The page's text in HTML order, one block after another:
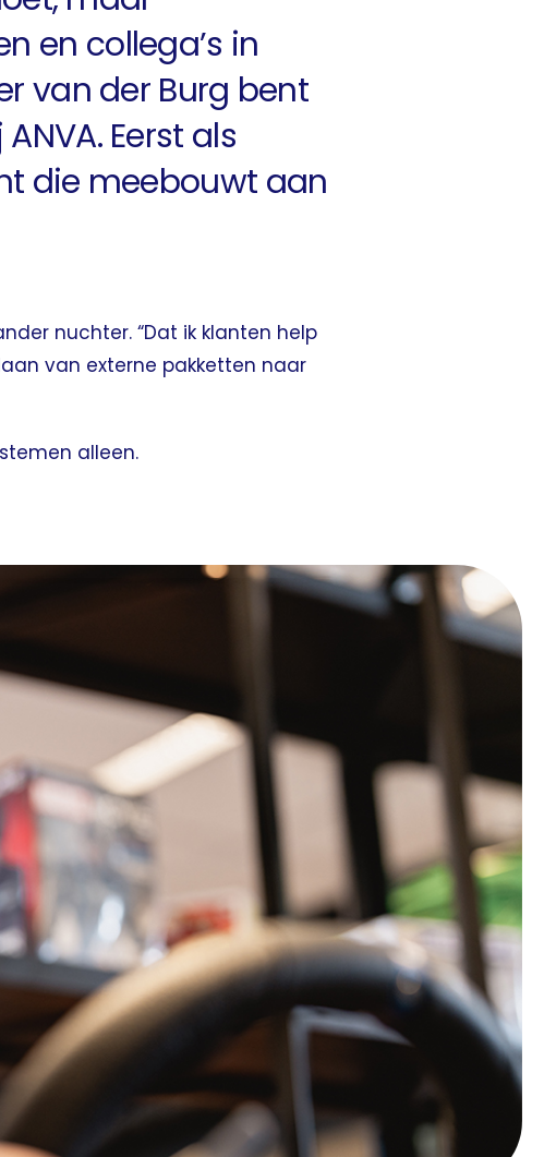
en collega’s in
van der Burg bent
Eerst als
die meebouwt aan
nuchter. “Dat ik klanten help
van externe pakketten naar
alleen.